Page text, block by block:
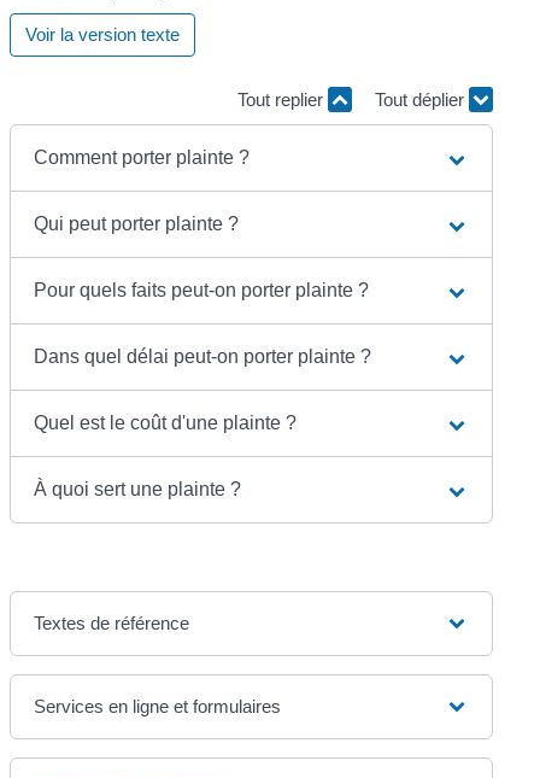
Voir la version texte
Tout replier Tout déplier
Comment porter plainte ?
Qui peut porter plainte ?
Pour quels faits peut-on porter plainte ?
Dans quel délai peut-on porter plainte ?
Quel est le coût d'une plainte ?
À quoi sert une plainte ?
Textes de référence
Services en ligne et formulaires